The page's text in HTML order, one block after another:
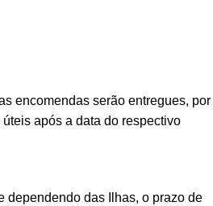
encomendas serão entregues, por
após a data do respectivo
dependendo das Ilhas, o prazo de